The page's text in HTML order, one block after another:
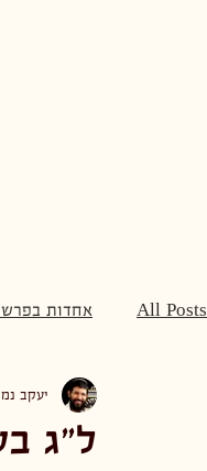
All Posts אחדות
פסיכולוגיה
ל"ג
יעקב